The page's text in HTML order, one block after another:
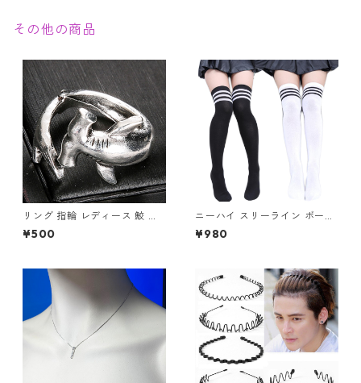
その他の商品
リング 指輪 レディース 鮫 ハ
ンマーヘッド シャーク アンテ
ィーク風 サメ さめ ヴィンテー
¥500
ニーハイ スリーライン ボーダ
ー ソックス ニーハイソックス
¥980